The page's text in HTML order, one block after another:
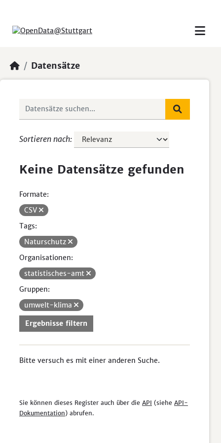
Datensätze
Sortieren nach
Keine Datensätze gefunden
Formate:
CSV
Tags:
Naturschutz
Organisationen:
statistisches-amt
Gruppen:
umwelt-klima
Ergebnisse filtern
Bitte versuch es mit einer anderen Suche.
Sie können dieses Register auch über die API (siehe API-
Dokumentation) abrufen.